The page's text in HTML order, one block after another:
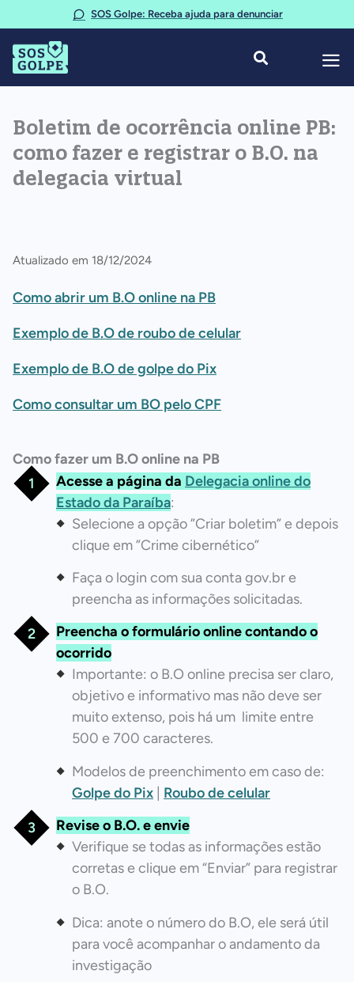
conteúdo
SOS Golpe: Receba ajuda para denunciar
Boletim de ocorrência online PB:
como fazer e registrar o B.O. na
delegacia virtual
Atualizado em 18/12/2024
Como abrir um B.O online na PB
Exemplo de B.O de roubo de celular
Exemplo de B.O de golpe do Pix
Como consultar um BO pelo CPF
Como fazer um B.O online na PB
Acesse a página da Delegacia online do
Estado da Paraíba:
Selecione a opção ”Criar boletim” e depois
clique em ”Crime cibernético”
Faça o login com sua conta gov.br e
preencha as informações solicitadas.
Preencha o formulário online contando o
ocorrido
Importante: o B.O online precisa ser claro,
objetivo e informativo mas não deve ser
muito extenso, pois há um limite entre
500 e 700 caracteres.
Modelos de preenchimento em caso de:
Golpe do Pix
Roubo de celular
Revise o B.O. e envie
Verifique se todas as informações estão
corretas e clique em “Enviar” para registrar
o B.O.
Dica: anote o número do B.O, ele será útil
para você acompanhar o andamento da
investigação